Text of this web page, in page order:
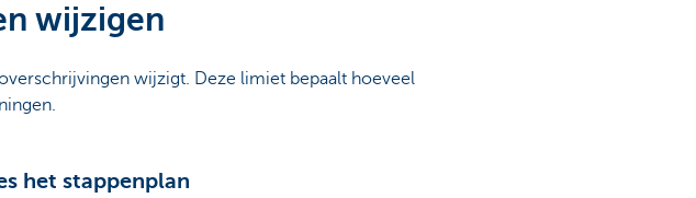
wijzigen
wijzigt. Deze limiet bepaalt hoeveel
het stappenplan